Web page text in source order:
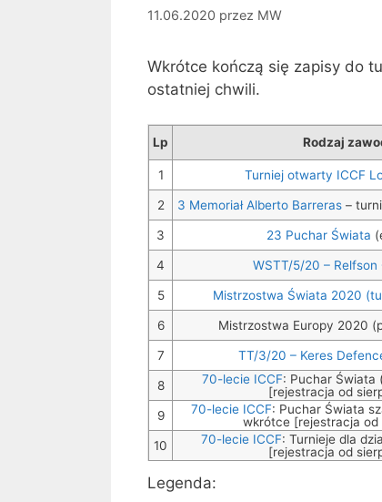
11.06.2020 przez MW
Wkrótce kończą się zapisy do
ostatniej chwili.
Lp Rodzaj
1 Turniej otwarty ICCF
2
3 Memoriał Alberto Barreras –
3
23 Puchar Świata
4
WSTT/5/20 – Relfson
5
Mistrzostwa Świata 2020
6
Mistrzostwa Europy 2020
7
TT/3/20 – Keres
8
70-lecie ICCF: Puchar Świata
[rejestracja od
9
70-lecie ICCF: Puchar Świata
wkrótce [rejestracja od
10
70-lecie ICCF: Turnieje dla
[rejestracja od
Legenda: